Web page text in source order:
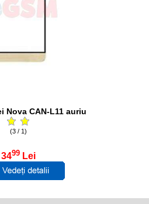
Nova CAN-L11 auriu
(3 / 1)
3499 Lei